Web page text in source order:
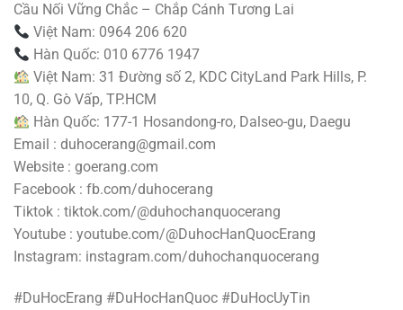
Cầu Nối Vững Chắc – Chắp Cánh Tương Lai
Việt Nam: 0964 206 620
Hàn Quốc: 010 6776 1947
Việt Nam: 31 Đường số 2, KDC CityLand Park Hills, P.
10, Q. Gò Vấp, TP.HCM
Hàn Quốc: 177-1 Hosandong-ro, Dalseo-gu, Daegu
Email : duhocerang@gmail.com
Website : goerang.com
Facebook : fb.com/duhocerang
Tiktok : tiktok.com/@duhochanquocerang
Youtube : youtube.com/@DuhocHanQuocErang
Instagram: instagram.com/duhochanquocerang
#DuHocErang #DuHocHanQuoc #DuHocUyTin